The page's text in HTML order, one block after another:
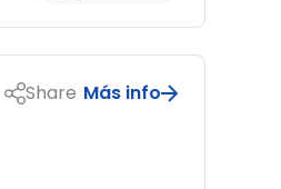
Share Más info